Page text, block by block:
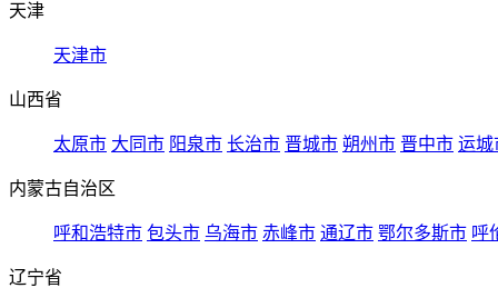
天津
天津市
山西省
太原市 大同市 阳泉市 长治市 晋城市 朔州市 晋中市 运城
内蒙古自治区
呼和浩特市 包头市 乌海市 赤峰市 通辽市 鄂尔多斯市 呼
辽宁省